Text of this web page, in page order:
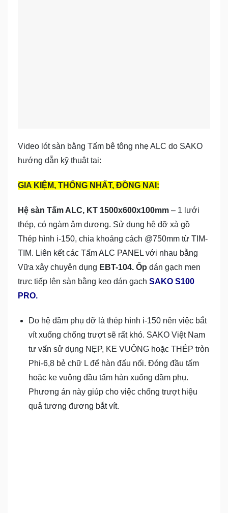
Video lót sàn bằng Tấm bê tông nhẹ ALC do SAKO
hướng dẫn kỹ thuật tại:
GIA KIỆM, THỐNG NHẤT, ĐỒNG NAI:
Hệ sàn Tấm ALC, KT 1500x600x100mm – 1 lưới
thép, có ngàm âm dương. Sử dụng hệ đỡ xà gồ
Thép hình i-150, chia khoảng cách @750mm từ TIM-
TIM. Liên kết các Tấm ALC PANEL với nhau bằng
Vữa xây chuyên dụng EBT-104. Ốp dán gạch men
trực tiếp lên sàn bằng keo dán gạch SAKO S100
PRO.
Do hệ dầm phụ đỡ là thép hình i-150 nên việc bắt
vít xuống chống trượt sẽ rất khó. SAKO Việt Nam
tư vấn sử dụng NẸP, KE VUÔNG hoặc THÉP tròn
Phi-6,8 bẻ chữ L để hàn đấu nối. Đóng đầu tấm
hoặc ke vuông đầu tấm hàn xuống dầm phụ.
Phương án này giúp cho việc chống trượt hiệu
quả tương đương bắt vít.